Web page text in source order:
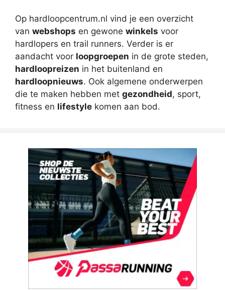
Op hardloopcentrum.nl vind je een overzicht
van webshops en gewone winkels voor
hardlopers en trail runners. Verder is er
aandacht voor loopgroepen in de grote steden,
hardloopreizen in het buitenland en
hardloopnieuws. Ook algemene onderwerpen
die te maken hebben met gezondheid, sport,
fitness en lifestyle komen aan bod.